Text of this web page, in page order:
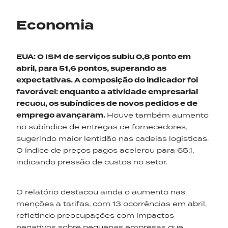
Economia
EUA:O ISM de serviços subiu 0,8 ponto em
abril, para 51,6 pontos, superando as
expectativas. A composição do indicador foi
favorável: enquanto a atividade empresarial
recuou, os subíndices de novos pedidos e de
emprego avançaram. Houve também aumento
no subíndice de entregas de fornecedores,
sugerindo maior lentidão nas cadeias logísticas.
O índice de preços pagos acelerou para 65,1,
indicando pressão de custos no setor.
O relatório destacou ainda o aumento nas
menções a tarifas, com 13 ocorrências em abril,
refletindo preocupações com impactos